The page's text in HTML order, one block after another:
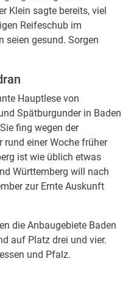
Klein sagte bereits, viel
Reifeschub im
seien gesund. Sorgen
Hauptlese von
Spätburgunder in Baden
fing wegen der
einer Woche früher
ist wie üblich etwas
Württemberg will nach
zur Ernte Auskunft
die Anbaugebiete Baden
auf Platz drei und vier.
und Pfalz.